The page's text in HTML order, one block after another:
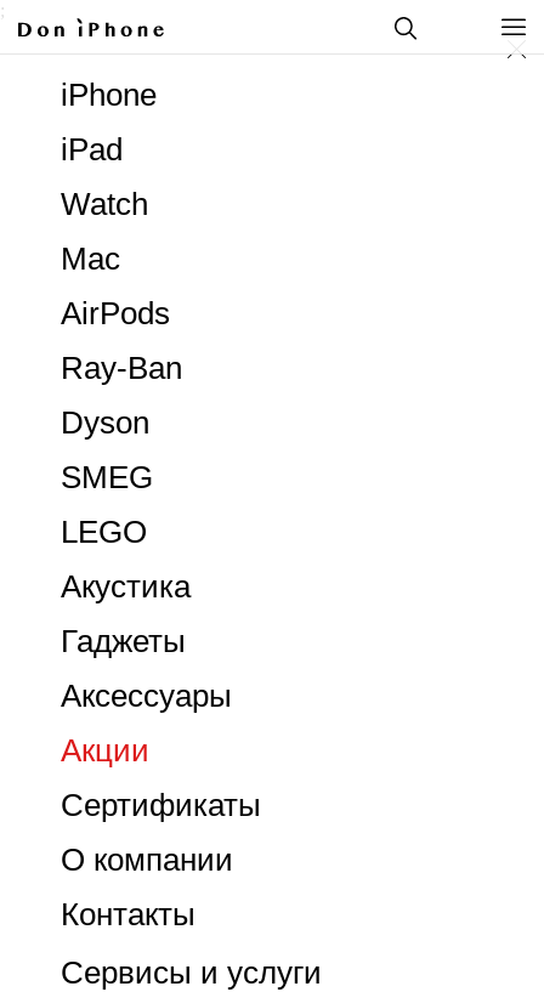
;
Контакты
О компании
Сертификаты
Акции
Аксессуары
Гаджеты
Акустика
Dyson
AirPods
Ray-Ban
LEGO
SMEG
Mac
Watch
iPad
iPhone
Сервисы и услуги